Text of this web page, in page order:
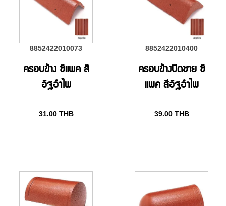
8852422010073
ครอบข้าง ซีแพค สี
อิฐอำไพ
31.00 THB
8852422010400
ครอบข้างปิดชาย ซี
แพค สีอิฐอำไพ
39.00 THB